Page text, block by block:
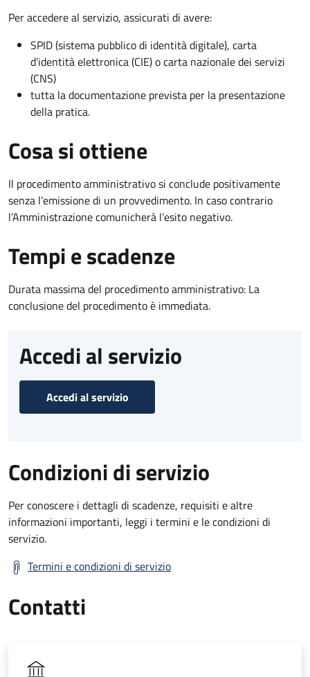
Per accedere al servizio, assicurati di avere:
SPID (sistema pubblico di identità digitale), carta
d’identità elettronica (CIE) o carta nazionale dei servizi
(CNS)
tutta la documentazione prevista per la presentazione
della pratica.
Cosa si ottiene
Il procedimento amministrativo si conclude positivamente
senza l’emissione di un provvedimento. In caso contrario
l’Amministrazione comunicherà l’esito negativo.
Tempi e scadenze
Durata massima del procedimento amministrativo: La
conclusione del procedimento è immediata.
Accedi al servizio
Accedi al servizio
Condizioni di servizio
Per conoscere i dettagli di scadenze, requisiti e altre
informazioni importanti, leggi i termini e le condizioni di
servizio.
Termini e condizioni di servizio
Contatti